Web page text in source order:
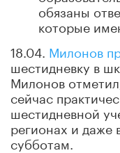
обязаны
которые
18.04. Милонов
шестидневку в
Милонов
сейчас
шестидневной
регионах и даже
субботам.